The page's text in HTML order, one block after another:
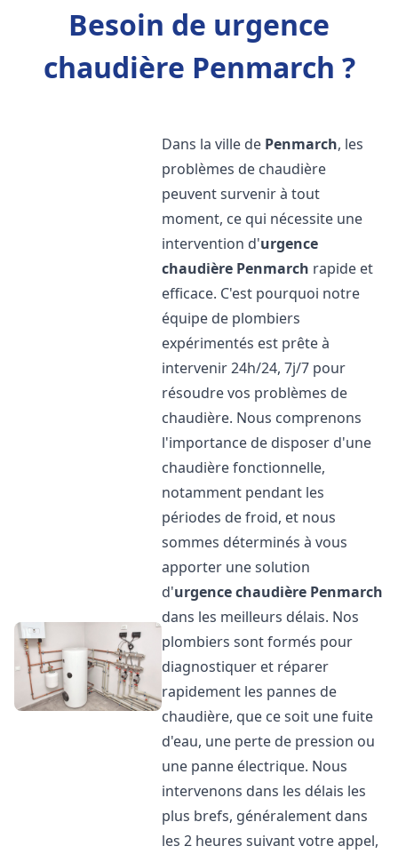
Besoin de urgence
chaudière Penmarch ?
Dans la ville de Penmarch, les
problèmes de chaudière
peuvent survenir à tout
moment, ce qui nécessite une
intervention d'urgence
chaudière Penmarch rapide et
efficace. C'est pourquoi notre
équipe de plombiers
expérimentés est prête à
intervenir 24h/24, 7j/7 pour
résoudre vos problèmes de
chaudière. Nous comprenons
l'importance de disposer d'une
chaudière fonctionnelle,
notamment pendant les
périodes de froid, et nous
sommes déterminés à vous
apporter une solution
d'urgence chaudière Penmarch
dans les meilleurs délais. Nos
plombiers sont formés pour
diagnostiquer et réparer
rapidement les pannes de
chaudière, que ce soit une fuite
d'eau, une perte de pression ou
une panne électrique. Nous
intervenons dans les délais les
plus brefs, généralement dans
les 2 heures suivant votre appel,